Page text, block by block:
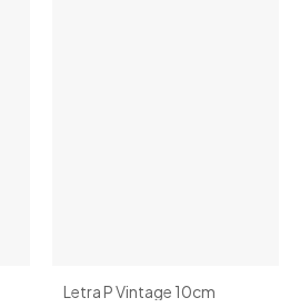
Letra P Vintage 10cm